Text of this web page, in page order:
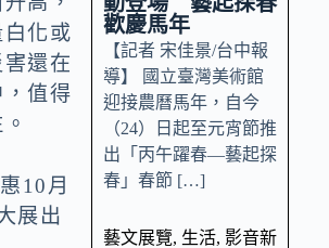
化或
還在
值得
歡慶馬年
【記者 宋佳景/台中報
導】 國立臺灣美術館
迎接農曆馬年，自今
（24）日起至元宵節推
出「丙午躍春—藝起探
春」春節 […]
藝文展覽, 生活, 影音新